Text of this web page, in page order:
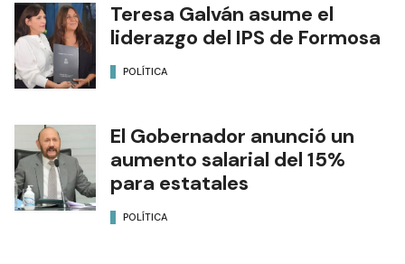
Teresa Galván asume el
liderazgo del IPS de Formosa
POLÍTICA
El Gobernador anunció un
aumento salarial del 15%
para estatales
POLÍTICA